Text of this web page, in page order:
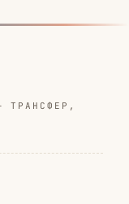
ТРАНСФЕР,